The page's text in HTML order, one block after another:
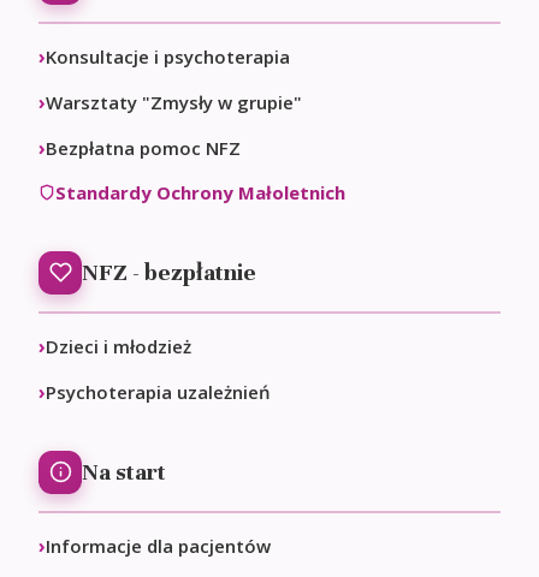
Konsultacje i psychoterapia
Warsztaty "Zmysły w grupie"
Bezpłatna pomoc NFZ
Standardy Ochrony Małoletnich
NFZ - bezpłatnie
Dzieci i młodzież
Psychoterapia uzależnień
Na start
Informacje dla pacjentów